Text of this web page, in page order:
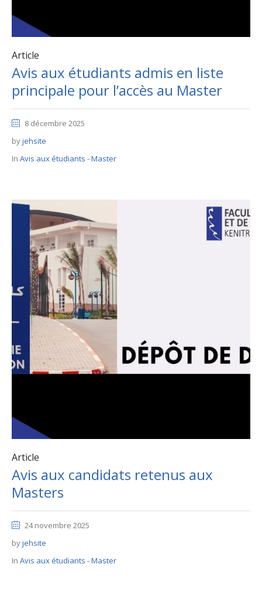
Article
Avis aux étudiants admis en liste
principale pour l’accès au Master
8 décembre 2025
byjehsite
In Avis aux étudiants - Master
Article
Avis aux candidats retenus aux
Masters
24 novembre 2025
byjehsite
In Avis aux étudiants - Master